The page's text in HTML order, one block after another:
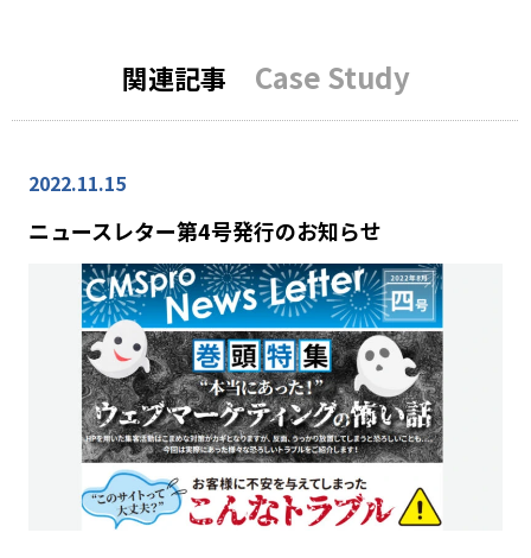
関連記事 Case Study
2022.11.15
ニュースレター第4号発行のお知らせ